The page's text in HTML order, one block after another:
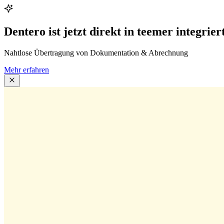
Dentero ist jetzt direkt in teemer
Nahtlose Übertragung von Dokumentation & Abrechnung
Mehr erfahren